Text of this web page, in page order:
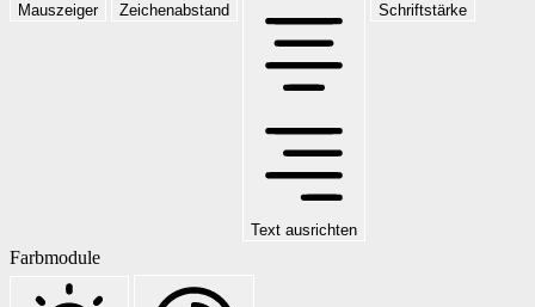
Mauszeiger Zeichenabstand
Text ausrichten
Schriftstärke
Farbmodule